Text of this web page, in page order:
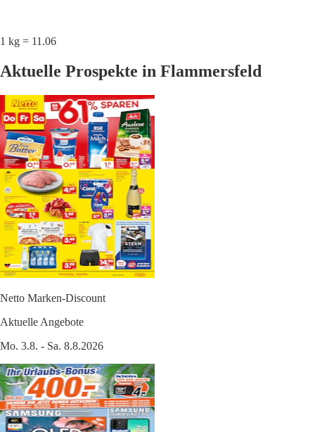
1 kg = 11.06
Aktuelle Prospekte in Flammersfeld
Netto Marken-Discount
Aktuelle Angebote
Mo. 3.8. - Sa. 8.8.2026